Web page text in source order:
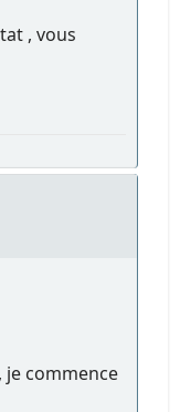
, vous
je commence